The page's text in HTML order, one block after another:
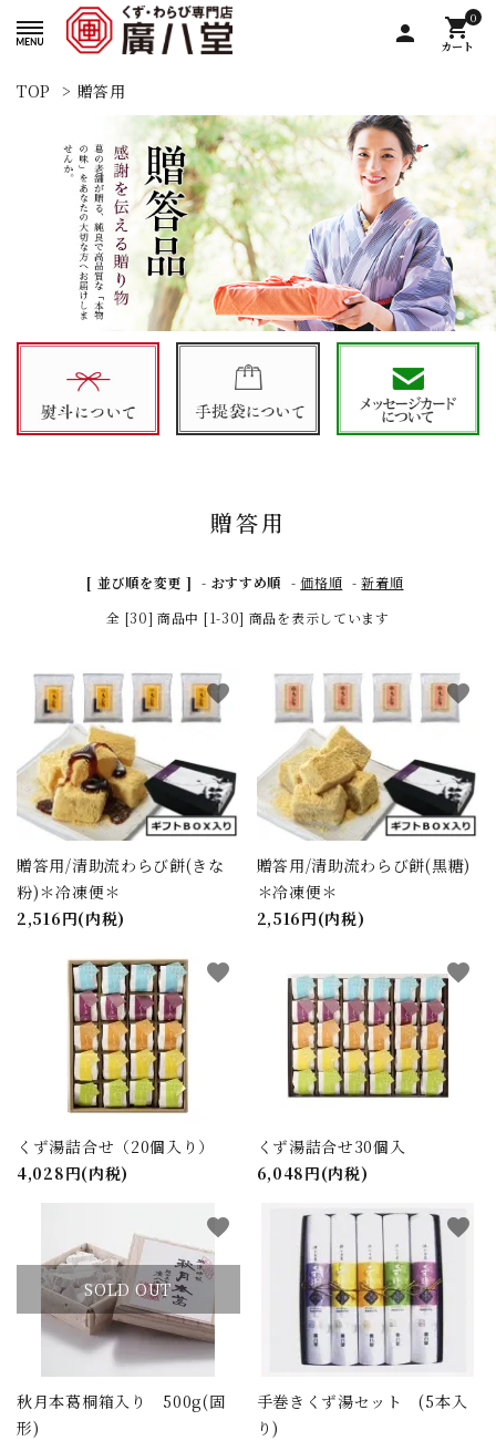
person
0
shopping_cart
カート
TOP > 贈答用
贈答用
[ 並び順を変更 ] - おすすめ順 -価格順 -新着順
全 [30] 商品中 [1-30] 商品を表示しています
贈答用/清助流わらび餅(きな
粉)＊冷凍便＊
2,516円(内税)
favorite
贈答用/清助流わらび餅(黒糖)
＊冷凍便＊
2,516円(内税)
favorite
くず湯詰合せ（20個入り）
4,028円(内税)
favorite
くず湯詰合せ30個入
6,048円(内税)
favorite
SOLD OUT
秋月本葛桐箱入り 500g(固
形)
favorite
手巻きくず湯セット (5本入
り)
favorite